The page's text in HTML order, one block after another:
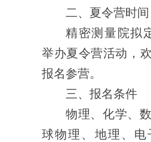
二、 夏令营时间
精密测量院拟
举办夏令营活动 ，
报名参营。
三、报名条件
物理、化学、
球物理、地理、电